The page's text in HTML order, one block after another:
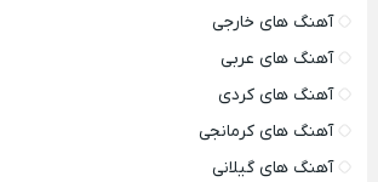
آهنگ های خارجی
آهنگ های عربی
آهنگ های کردی
آهنگ های کرمانجی
آهنگ های گیلانی